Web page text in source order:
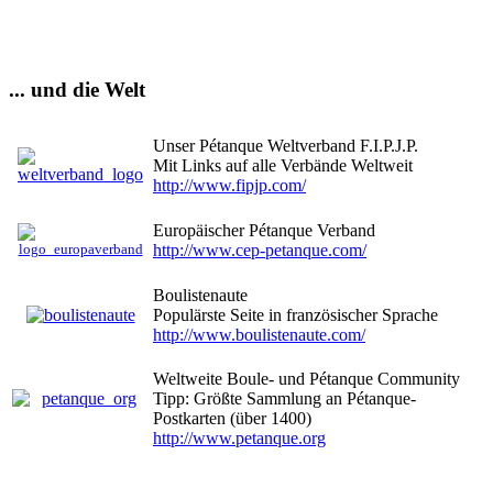
... und die Welt
Unser Pétanque Weltverband F.I.P.J.P.
Mit Links auf alle Verbände Weltweit
http://www.fipjp.com/
Europäischer Pétanque Verband
http://www.cep-petanque.com/
Boulistenaute
Populärste Seite in französischer Sprache
http://www.boulistenaute.com/
Weltweite Boule- und Pétanque Community
Tipp: Größte Sammlung an Pétanque-
Postkarten (über 1400)
http://www.petanque.org